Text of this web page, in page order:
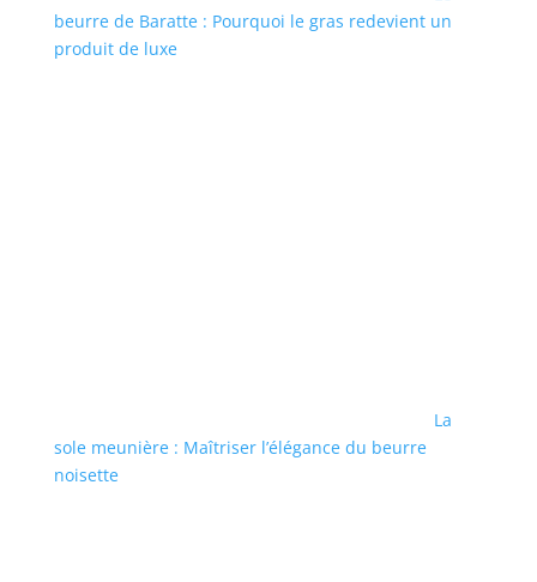
beurre de Baratte : Pourquoi le gras redevient un
produit de luxe
La
sole meunière : Maîtriser l’élégance du beurre
noisette